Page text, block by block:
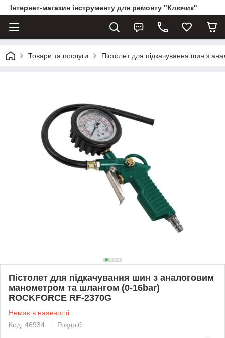
Інтернет-магазин інструменту для ремонту "Ключик"
Товари та послуги Пістолет для підкачування шин з
Пістолет для підкачування шин з аналоговим
манометром та шлангом (0-16bar)
ROCKFORCE RF-2370G
Немає в наявності
Код: 46934
Роздріб